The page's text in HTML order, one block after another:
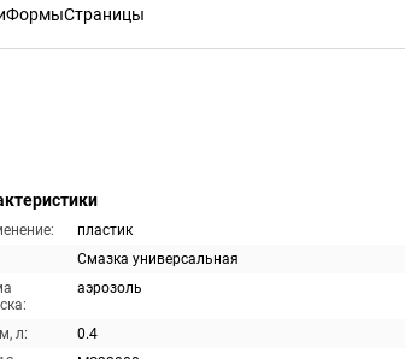
ФормыСтраницы
пластик
Смазка универсальная
аэрозоль
л:
0.4